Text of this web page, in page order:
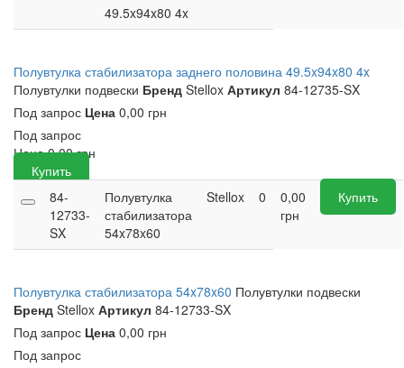
49.5x94x80 4x
Полувтулка стабилизатора заднего половина 49.5x94x80 4x
Полувтулки подвески Бренд Stellox Артикул 84-12735-SX
Под запрос Цена 0,00 грн
Под запрос
Цена 0,00грн
Купить
84-
12733-
SX
Полувтулка
стабилизатора
54x78x60
Stellox 0
0,00
грн
Купить
Полувтулка стабилизатора 54x78x60 Полувтулки подвески
Бренд Stellox Артикул 84-12733-SX
Под запрос Цена 0,00 грн
Под запрос